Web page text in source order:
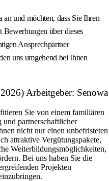
und möchten, dass Sie Ihren
Bewerbungen über dieses
Ansprechpartner
uns umgehend bei Ihnen
Arbeitgeber: Senowa
Sie von einem familiären
und partnerschaftlicher
nicht nur einen unbefristeten
attraktive Vergütungspakete,
Weiterbildungsmöglichkeiten,
Bei uns haben Sie die
Projekten